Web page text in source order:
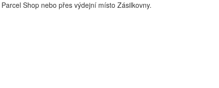
doprava zdarma. Nakupdomu.cz
Shop nebo přes výdejní místo Zásilkovny.